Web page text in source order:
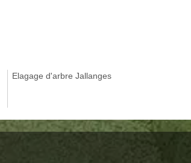
Elagage d'arbre Jallanges